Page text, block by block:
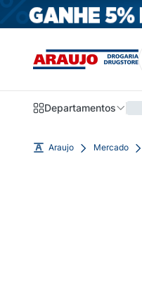
Departamentos
Araujo Mercado